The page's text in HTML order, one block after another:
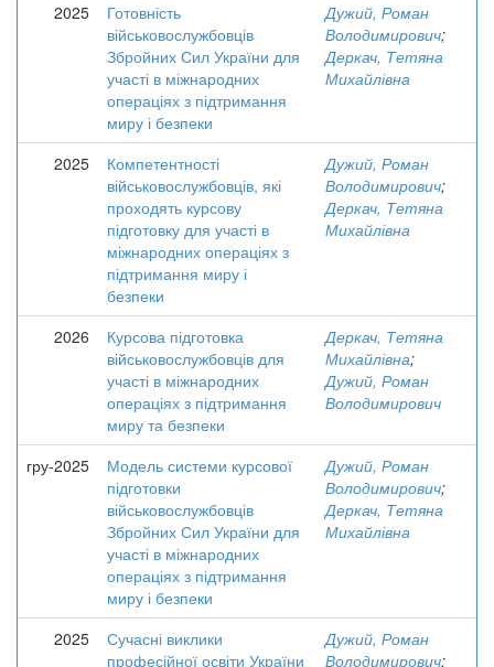
2025
Готовність
військовослужбовців
Збройних Сил України для
участі в міжнародних
операціях з підтримання
миру і безпеки
Дужий, Роман
Володимирович;
Деркач, Тетяна
Михайлівна
2025
Компетентності
військовослужбовців, які
проходять курсову
підготовку для участі в
міжнародних операціях з
підтримання миру і
безпеки
Дужий, Роман
Володимирович;
Деркач, Тетяна
Михайлівна
2026
Курсова підготовка
військовослужбовців для
участі в міжнародних
операціях з підтримання
миру та безпеки
Деркач, Тетяна
Михайлівна;
Дужий, Роман
Володимирович
гру-2025
Модель системи курсової
підготовки
військовослужбовців
Збройних Сил України для
участі в міжнародних
операціях з підтримання
миру і безпеки
Дужий, Роман
Володимирович;
Деркач, Тетяна
Михайлівна
2025
Сучасні виклики
професійної освіти України
Дужий, Роман
Володимирович;